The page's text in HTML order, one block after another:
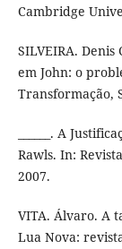
Cambridge
SILVEIRA.
em John: o
Transformação,
______. A
Rawls. In:
2007.
VITA. Álvaro. A
Lua Nova: